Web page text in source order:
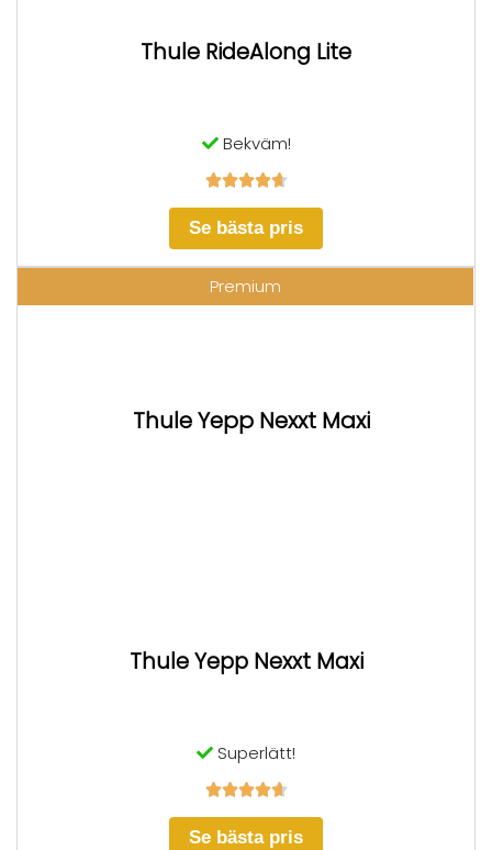
Thule RideAlong Lite
Bekväm!

Se bästa pris
Premium
Thule Yepp Nexxt Maxi
Thule Yepp Nexxt Maxi
Superlätt!

Se bästa pris